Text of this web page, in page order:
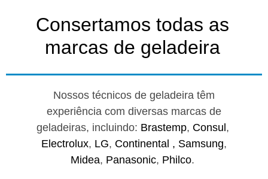
Consertamos todas as
marcas de geladeira
Nossos técnicos de geladeira têm
experiência com diversas marcas de
geladeiras, incluindo: Brastemp, Consul ,
Electrolux, LG, Continental , Samsung,
Midea, Panasonic, Philco.